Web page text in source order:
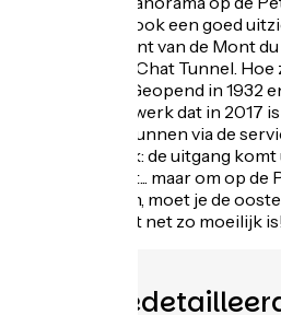
vanaf Chevelu ook een goed
ruigere westkant van de Mont du
En de Mont du Chat Tunnel.
Chat-tunnel? Geopend in 1932
het veiligheidswerk dat in 2017
nu doorheen kunnen via de
voor de valstrik: de uitgang
Lac du Bourget... maar om op
route te komen, moet je de
beklimmen, wat net zo moeilijk is!